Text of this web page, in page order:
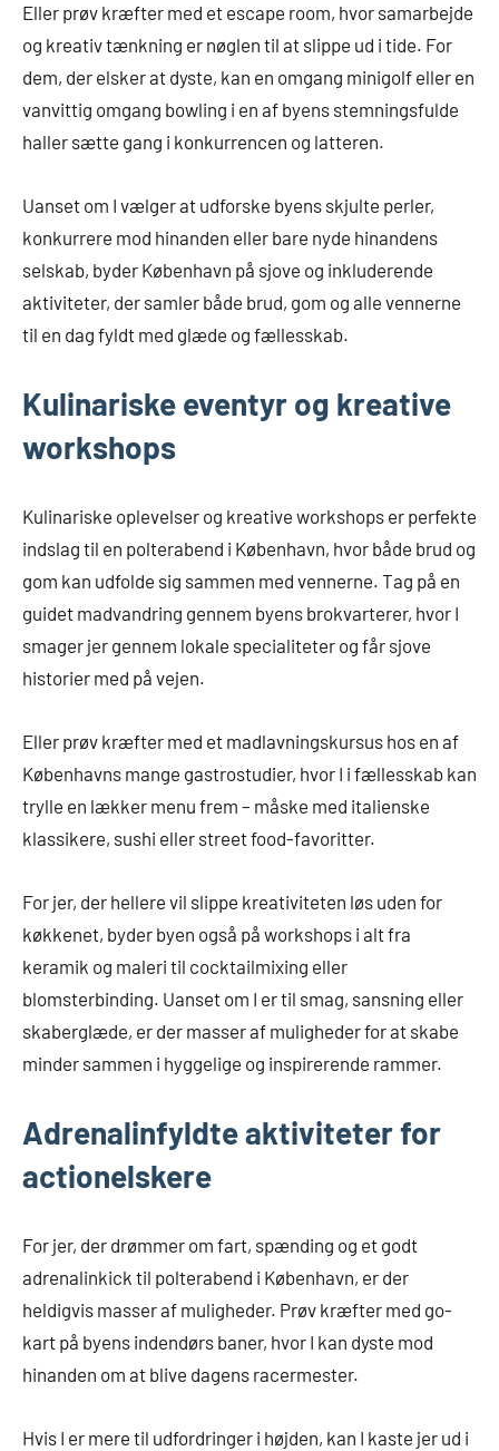
Eller prøv kræfter med et escape room, hvor samarbejde
og kreativ tænkning er nøglen til at slippe ud i tide. For
dem, der elsker at dyste, kan en omgang minigolf eller en
vanvittig omgang bowling i en af byens stemningsfulde
haller sætte gang i konkurrencen og latteren.
Uanset om I vælger at udforske byens skjulte perler,
konkurrere mod hinanden eller bare nyde hinandens
selskab, byder København på sjove og inkluderende
aktiviteter, der samler både brud, gom og alle vennerne
til en dag fyldt med glæde og fællesskab.
Kulinariske eventyr og kreative
workshops
Kulinariske oplevelser og kreative workshops er perfekte
indslag til en polterabend i København, hvor både brud og
gom kan udfolde sig sammen med vennerne. Tag på en
guidet madvandring gennem byens brokvarterer, hvor I
smager jer gennem lokale specialiteter og får sjove
historier med på vejen.
Eller prøv kræfter med et madlavningskursus hos en af
Københavns mange gastrostudier, hvor I i fællesskab kan
trylle en lækker menu frem – måske med italienske
klassikere, sushi eller street food-favoritter.
For jer, der hellere vil slippe kreativiteten løs uden for
køkkenet, byder byen også på workshops i alt fra
keramik og maleri til cocktailmixing eller
blomsterbinding. Uanset om I er til smag, sansning eller
skaberglæde, er der masser af muligheder for at skabe
minder sammen i hyggelige og inspirerende rammer.
Adrenalinfyldte aktiviteter for
actionelskere
For jer, der drømmer om fart, spænding og et godt
adrenalinkick til polterabend i København, er der
heldigvis masser af muligheder. Prøv kræfter med go-
kart på byens indendørs baner, hvor I kan dyste mod
hinanden om at blive dagens racermester.
Hvis I er mere til udfordringer i højden, kan I kaste jer ud i